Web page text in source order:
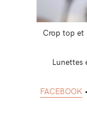
Crop top et
Lunettes
FACEBOOK •